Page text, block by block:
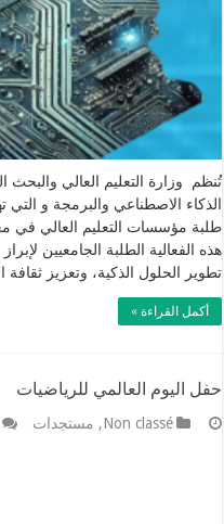
تُنظم وزارة التعليم العالي والبحث
الذكاء الاصطناعي والبرمجة و التي
طلبة مؤسسات التعليم العالي في
هذه الفعالية الطلبة الجامعيين
تطوير الحلول الذكية، وتعزيز ثقافة
أكمل القراءة »
حفل اليوم العالمي للرياضيات
Non classé
, مستجدات